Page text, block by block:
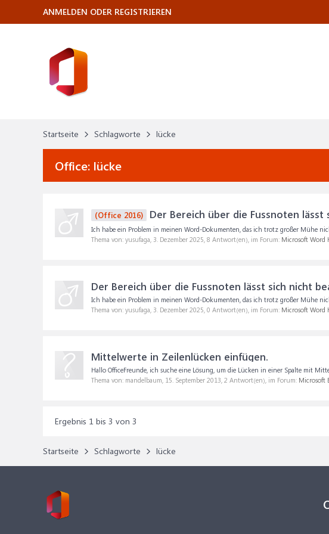
Startseite Schlagworte lücke
Office: lücke
(Office 2016) Der Bereich über die Fussnoten lässt
Ich habe ein Problem in meinen Word-Dokumenten, das ich trotz großer Mühe
Thema von: yusufaga, 3. Dezember 2025, 8 Antwort(en), im Forum: Microsoft Word
Der Bereich über die Fussnoten lässt sich nicht
Ich habe ein Problem in meinen Word-Dokumenten, das ich trotz großer Mühe
Thema von: yusufaga, 3. Dezember 2025, 0 Antwort(en), im Forum: Microsoft Word
Mittelwerte in Zeilenlücken einfügen.
Hallo OfficeFreunde, ich suche eine Lösung, um die Lücken in einer Spalte mit
Thema von: mandelbaum, 15. September 2013, 2 Antwort(en), im Forum: Microsoft
Ergebnis 1 bis 3 von 3
Startseite Schlagworte lücke
ANMELDEN ODER REGISTRIEREN